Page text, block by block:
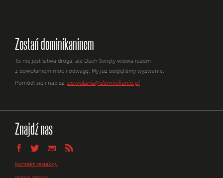
Zostań dominikaninem
To nie jest łatwa droga, ale Duch Święty wlewa razem
z powołaniem moc i odwagę. My już podjęliśmy wyzwanie.
Pomódl się i napisz: powolania@dominikanie.pl
Znajdź nas
kontakt redakcji